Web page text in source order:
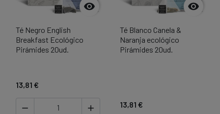

Té Negro English
Breakfast Ecológico
Pirámides 20ud.
13,81 €
 

Té Blanco Canela &
Naranja ecológico
Pirámides 20ud.
13,81 €